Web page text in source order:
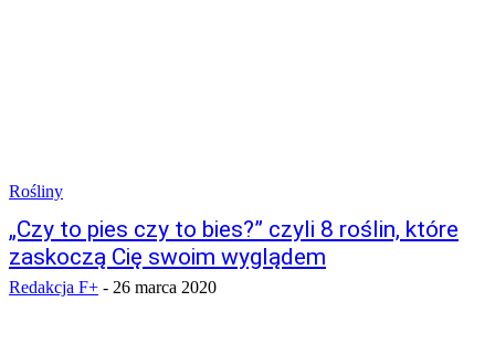
Rośliny
„Czy to pies czy to bies?” czyli 8 roślin, które
zaskoczą Cię swoim wyglądem
Redakcja F+ - 26 marca 2020